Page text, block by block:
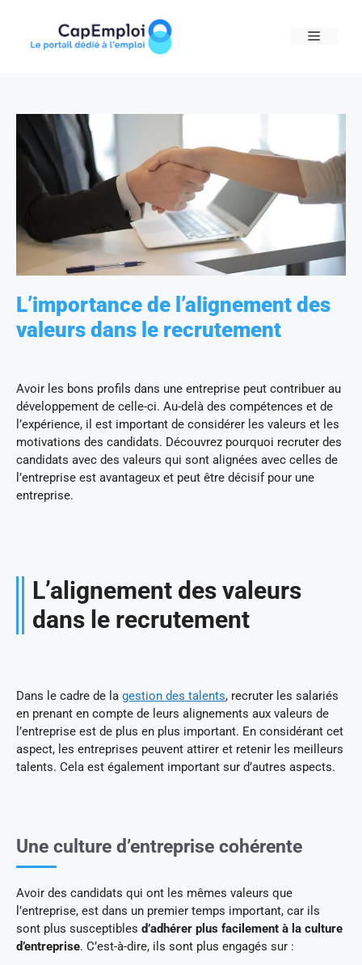
content
MENU
L’importance de l’alignement des
valeurs dans le recrutement
Avoir les bons profils dans une entreprise peut contribuer au
développement de celle-ci. Au-delà des compétences et de
l’expérience, il est important de considérer les valeurs et les
motivations des candidats. Découvrez pourquoi recruter des
candidats avec des valeurs qui sont alignées avec celles de
l’entreprise est avantageux et peut être décisif pour une
entreprise.
L’alignement des valeurs
dans le recrutement
Dans le cadre de la gestion des talents, recruter les salariés
en prenant en compte de leurs alignements aux valeurs de
l’entreprise est de plus en plus important. En considérant cet
aspect, les entreprises peuvent attirer et retenir les meilleurs
talents. Cela est également important sur d’autres aspects.
Une culture d’entreprise cohérente
Avoir des candidats qui ont les mêmes valeurs que
l’entreprise, est dans un premier temps important, car ils
sont plus susceptibles d’adhérer plus facilement à la culture
d’entreprise. C’est-à-dire, ils sont plus engagés sur :